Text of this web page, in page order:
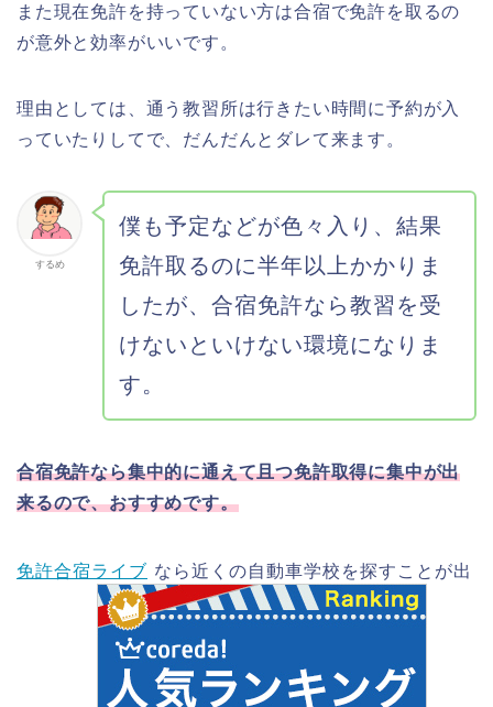
また現在免許を持っていない方は合宿で免許を取るの
が意外と効率がいいです。
理由としては、通う教習所は行きたい時間に予約が入
っていたりしてで、だんだんとダレて来ます。
するめ
僕も予定などが色々入り、結果
免許取るのに半年以上かかりま
したが、合宿免許なら教習を受
けないといけない環境になりま
す。
合宿免許なら集中的に通えて且つ免許取得に集中が出
来るので、おすすめです。
免許合宿ライブ なら近くの自動車学校を探すことが出